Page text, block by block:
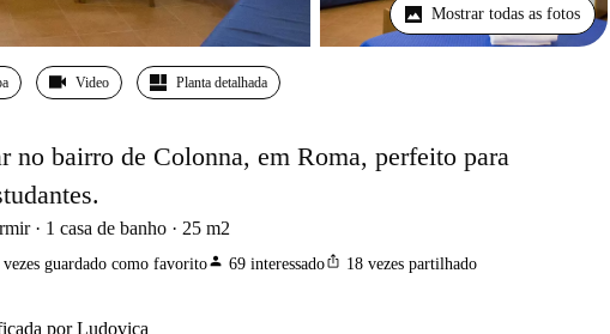
Mostrar todas as fotos
Video Planta detalhada
no bairro de Colonna, em Roma, perfeito para
1 casa de banho 25 m2
vezes guardado como favoritoperson 69 interessadoios_share 18 vezes partilhado
por Ludovica